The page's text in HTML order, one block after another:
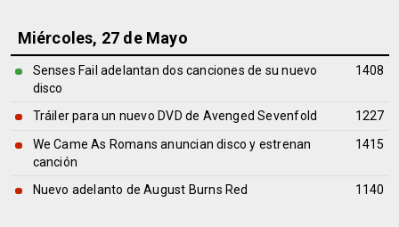
Miércoles, 27 de Mayo
Senses Fail adelantan dos canciones de su nuevo
disco
1408
Tráiler para un nuevo DVD de Avenged Sevenfold
1227
We Came As Romans anuncian disco y estrenan
canción
1415
Nuevo adelanto de August Burns Red 1140